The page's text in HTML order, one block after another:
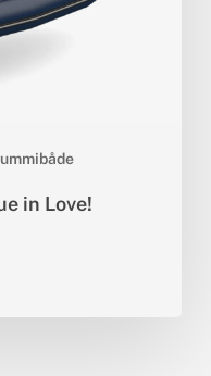
in Love!